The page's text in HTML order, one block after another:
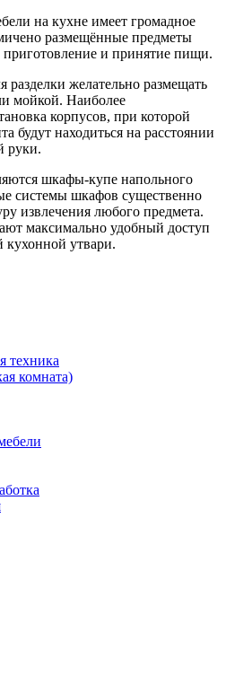
на кухне имеет громадное
размещённые предметы
приготовление и принятие пищи.
разделки желательно размещать
мойкой. Наиболее
корпусов, при которой
будут находиться на расстоянии
руки.
шкафы-купе напольного
системы шкафов существенно
извлечения любого предмета.
максимально удобный доступ
кухонной утвари.
техника
комната)